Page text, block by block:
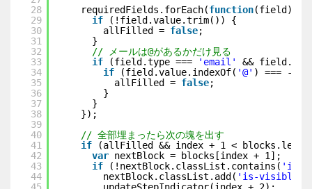
28
29
30
31
32
33
34
35
36
37
38
39
40
41
42
43
44
requiredFields.forEach(function(field) {
if
(!field.value.trim()) {
allFilled = false;
}
// メールは@があるかだけ見る
if
(field.type === 'email'
&&
if
(field.value.indexOf( '@' ) === -1)
allFilled = false;
}
}
});
// 全部埋まったら次の塊を出す
if
(allFilled && index + 1 <
var nextBlock = blocks[index + 1];
if
(!nextBlock.classList.contains( 'is-
nextBlock.classList.add( 'is-visible'